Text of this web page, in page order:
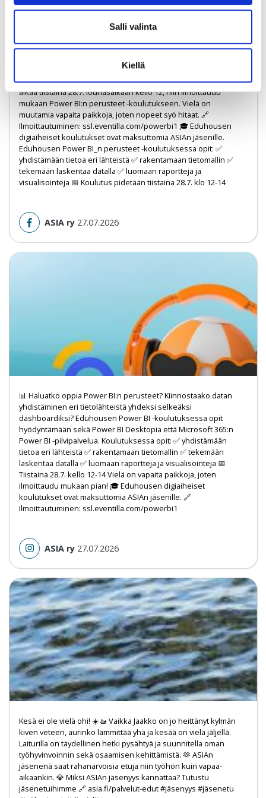
Salli valinta
Kiellä
Hei ASIAn jäsen! Jos olet vielä lomilla tai muutoin sopivasti
aikaa tiistaina 28.7. lounasaikaan kello 12, niin ilmoittaudu
mukaan Power BI:n perusteet -koulutukseen. Vielä on
muutamia vapaita paikkoja, joten nopeet syö hitaat. 🔗
Ilmoittautuminen: ssl.eventilla.com/powerbi1 🎓 Eduhousen
digiaiheiset koulutukset ovat maksuttomia ASIAn jäsenille.
Eduhousen Power BI_n perusteet -koulutuksessa opit: ✅
yhdistämään tietoa eri lähteistä ✅ rakentamaan tietomallin ✅
tekemään laskentaa datalla ✅ luomaan raportteja ja
visualisointeja 📅 Koulutus pidetään tiistaina 28.7. klo 12-14
ASIA ry 27.07.2026
📊 Haluatko oppia Power BI:n perusteet? Kiinnostaako datan
yhdistäminen eri tietolähteistä yhdeksi selkeäksi
dashboardiksi? Eduhousen Power BI -koulutuksessa opit
hyödyntämään sekä Power BI Desktopia että Microsoft 365:n
Power BI -pilvipalvelua. Koulutuksessa opit: ✅ yhdistämään
tietoa eri lähteistä ✅ rakentamaan tietomallin ✅ tekemään
laskentaa datalla ✅ luomaan raportteja ja visualisointeja 📅
Tiistaina 28.7. kello 12-14 Vielä on vapaita paikkoja, joten
ilmoittaudu mukaan pian! 🎓 Eduhousen digiaiheiset
koulutukset ovat maksuttomia ASIAn jäsenille. 🔗
Ilmoittautuminen: ssl.eventilla.com/powerbi1
ASIA ry 27.07.2026
Kesä ei ole vielä ohi! ☀️🚤 Vaikka Jaakko on jo heittänyt kylmän
kiven veteen, aurinko lämmittää yhä ja kesää on vielä jäljellä.
Laiturilla on täydellinen hetki pysähtyä ja suunnitella oman
työhyvinvoinnin sekä osaamisen kehittämistä. 🫶 ASIAn
jäsenenä saat rahanarvoisia etuja niin työhön kuin vapaa-
aikaankin. 💎 Miksi ASIAn jäsenyys kannattaa? Tutustu
jäsenetuihimme 🔗 asia.fi/palvelut-edut #jäsenyys #jäsenetu